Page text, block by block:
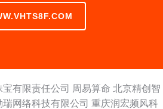
有限责任公司 周易算命 北京精创智
瑞网络科技有限公司 重庆润宏频风科